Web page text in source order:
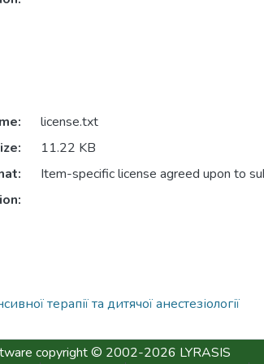
license.txt
11.22 KB
Item-specific license agreed upon to
терапії та дитячої анестезіології
copyright © 2002-2026 LYRASIS